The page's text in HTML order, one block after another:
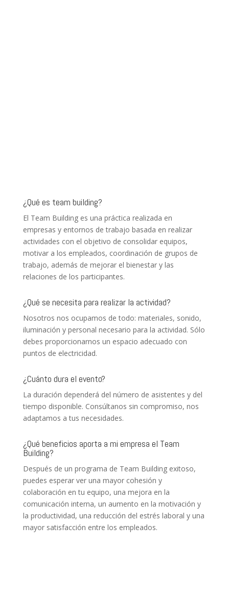
¿Qué es team building?
El Team Building es una práctica realizada en
empresas y entornos de trabajo basada en realizar
actividades con el objetivo de consolidar equipos,
motivar a los empleados, coordinación de grupos de
trabajo, además de mejorar el bienestar y las
relaciones de los participantes.
¿Qué se necesita para realizar la actividad?
Nosotros nos ocupamos de todo: materiales, sonido,
iluminación y personal necesario para la actividad. Sólo
debes proporcionarnos un espacio adecuado con
puntos de electricidad.
¿Cuánto dura el evento?
La duración dependerá del número de asistentes y del
tiempo disponible. Consúltanos sin compromiso, nos
adaptamos a tus necesidades.
¿Qué beneficios aporta a mi empresa el Team
Building?
Después de un programa de Team Building exitoso,
puedes esperar ver una mayor cohesión y
colaboración en tu equipo, una mejora en la
comunicación interna, un aumento en la motivación y
la productividad, una reducción del estrés laboral y una
mayor satisfacción entre los empleados.